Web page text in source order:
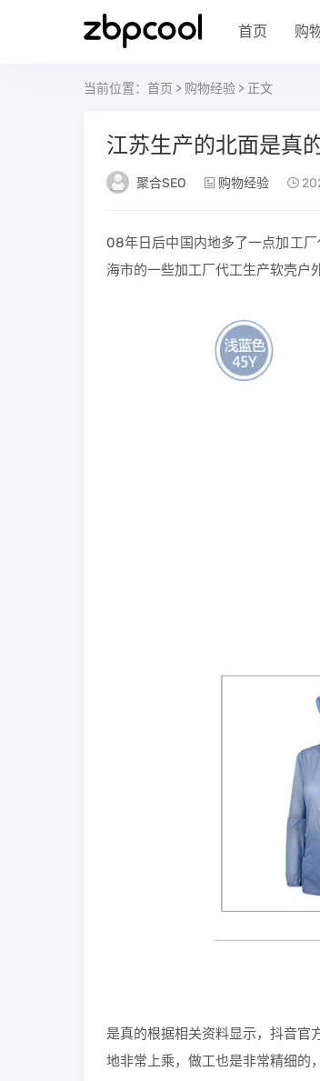
首页 购
当前位置： 首页 > 购物经验 > 正文
江苏生产的北面是真
聚合SEO 购物经验
08年日后中国内地多了一点加工
海市的一些加工厂代工生产软壳户
是真的根据相关资料显示，抖音官
地非常上乘，做工也是非常精细的